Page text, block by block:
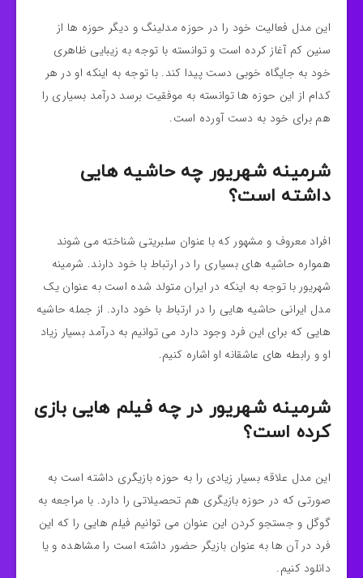
این مدل فعالیت خود را در حوزه مدلینگ و دیگر حوزه ها از
سنین کم آغاز کرده است و توانسته با توجه به زیبایی ظاهری
خود به جایگاه خوبی دست پیدا کند. با توجه به اینکه او در هر
کدام از این حوزه ها توانسته به موفقیت برسد درآمد بسیاری را
هم برای خود به دست آورده است.
شرمینه شهریور چه حاشیه هایی
داشته است؟
افراد معروف و مشهور که با عنوان سلبریتی شناخته می شوند
همواره حاشیه های بسیاری را در ارتباط با خود دارند. شرمینه
شهریور با توجه به اینکه در ایران متولد شده است به عنوان یک
مدل ایرانی حاشیه‌ هایی را در ارتباط با خود دارد. از جمله حاشیه
هایی که برای این فرد وجود دارد می‌ توانیم به درآمد بسیار زیاد
او و رابطه های عاشقانه او اشاره کنیم.
شرمینه شهریور در چه فیلم هایی بازی
کرده است؟
این مدل علاقه بسیار زیادی را به حوزه بازیگری داشته است به
صورتی که در حوزه بازیگری هم تحصیلاتی را دارد. با مراجعه به
گوگل و جستجو کردن این عنوان می توانیم فیلم هایی را که این
فرد در آن ها به عنوان بازیگر حضور داشته است را مشاهده و یا
دانلود کنیم.